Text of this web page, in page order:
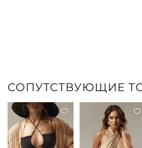
СОПУТСТВУЮЩИЕ